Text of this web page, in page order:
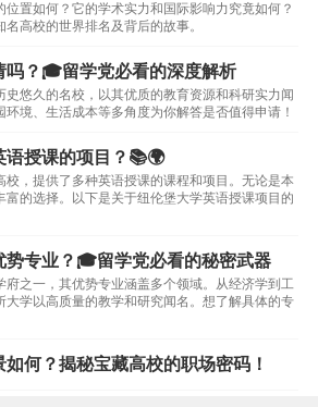
置如何？它的学术实力和国际影响力究竟如何？
高校的世界排名及背后的故事。
吗？🎓留学党必看的深度解析
悠久的名校，以其优质的教育资源和科研实力闻
境、生活成本等多角度为你解答是否值得申请！
语授课的项目？📚🌍
校，提供了多种英语授课的课程和项目。无论是本
富的选择。以下是关于纽伦堡大学英语授课项目的
势专业？🎓留学党必看的秘密武器
府之一，其优势专业涵盖多个领域。从经济学到工
大学以高质量的教学和研究闻名。想了解具体的专
何？揭秘宝藏高校的职场密码！